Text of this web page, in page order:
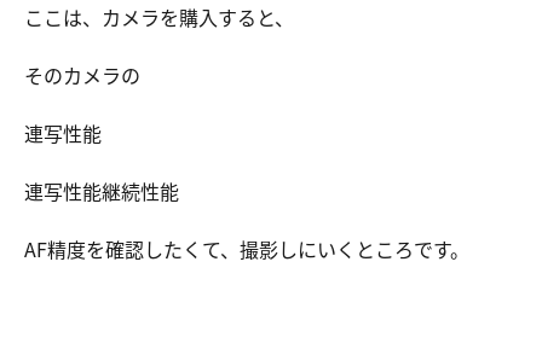
ここは、カメラを購入すると、
そのカメラの
連写性能
連写性能継続性能
AF精度を確認したくて、撮影しにいくところです。